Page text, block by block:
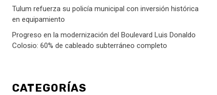
Tulum refuerza su policía municipal con inversión histórica
en equipamiento
Progreso en la modernización del Boulevard Luis Donaldo
Colosio: 60% de cableado subterráneo completo
CATEGORÍAS